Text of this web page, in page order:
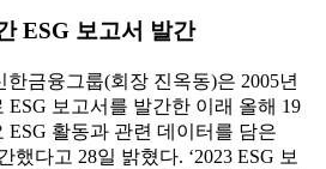
ESG 보고서 발간
금융그룹(회장 진옥동)은 2005년
ESG 보고서를 발간한 이래 올해 19
ESG 활동과 관련 데이터를 담은
했다고 28일 밝혔다. ‘2023 ESG 보